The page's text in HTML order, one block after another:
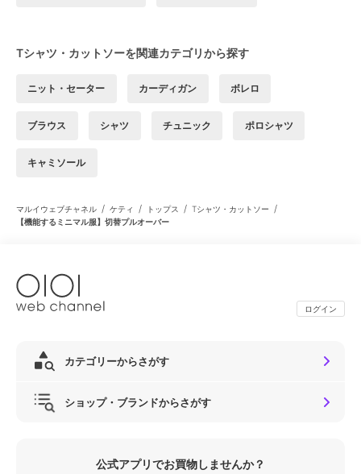
Tシャツ・カットソーを関連カテゴリから探す
ニット・セーター カーディガン ボレロ
ブラウス シャツ チュニック ポロシャツ
キャミソール
マルイウェブチャネル / ケティ / トップス / Tシャツ・カットソー /
【機能するミニマル服】切替プルオーバー
ログイン
カテゴリーからさがす
ショップ・ブランドからさがす
公式アプリでお買物しませんか？